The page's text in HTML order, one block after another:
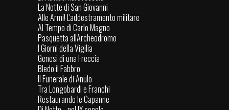
La Notte di San Giovanni
Alle Armi! L'addestramento militare
Al Tempo di Carlo Magno
Pasquetta all'Archeodromo
I Giorni della Vigilia
Genesi di una Freccia
Bledo il Fabbro
Il Funerale di Anulo
Tra Longobardi e Franchi
Restaurando le Capanne